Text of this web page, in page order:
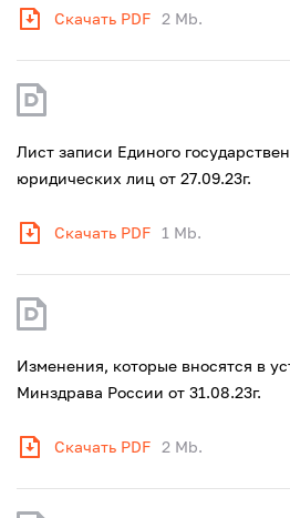
Скачать PDF 2 Mb.
Лист записи Единого
юридических лиц от 27.09.23г.
Скачать PDF 1 Mb.
Изменения, которые вносятся в
Минздрава России от 31.08.23г.
Скачать PDF 2 Mb.